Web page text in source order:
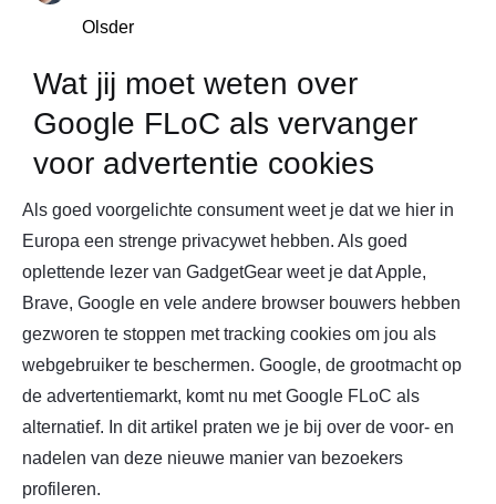
Olsder
Wat jij moet weten over
Google FLoC als vervanger
voor advertentie cookies
Als goed voorgelichte consument weet je dat we hier in
Europa een strenge privacywet hebben. Als goed
oplettende lezer van GadgetGear weet je dat Apple,
Brave, Google en vele andere browser bouwers hebben
gezworen te stoppen met tracking cookies om jou als
webgebruiker te beschermen. Google, de grootmacht op
de advertentiemarkt, komt nu met Google FLoC als
alternatief. In dit artikel praten we je bij over de voor- en
nadelen van deze nieuwe manier van bezoekers
profileren.